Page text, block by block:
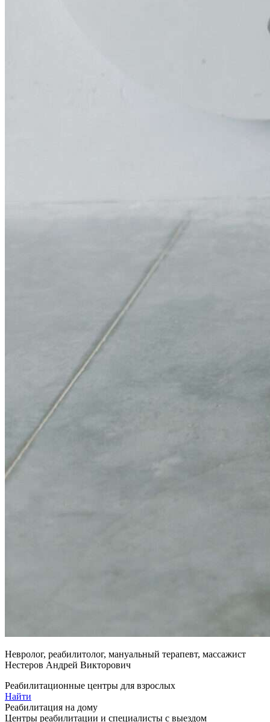
Невролог, реабилитолог, мануальный терапевт, массажист
Нестеров Андрей Викторович
Реабилитационные центры для взрослых
Найти
Реабилитация на дому
Центры реабилитации и специалисты с выездом